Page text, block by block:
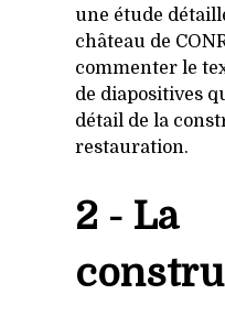
une étude
château de
commenter le
de diapositives
détail de la
restauration.
2 - La